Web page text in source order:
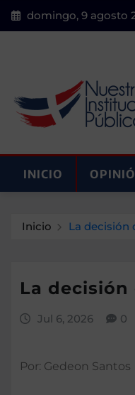
Saltar
al
domingo, 9 agosto
INICIO
Inicio La decisión
La
Jul 6, 2026 0
Por: Gedeon Santos